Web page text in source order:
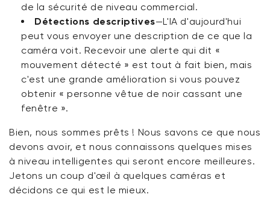
de la sécurité de niveau commercial.
Détections descriptives—L'IA d'aujourd'hui
peut vous envoyer une description de ce que la
caméra voit. Recevoir une alerte qui dit «
mouvement détecté » est tout à fait bien, mais
c'est une grande amélioration si vous pouvez
obtenir « personne vêtue de noir cassant une
fenêtre ».
Bien, nous sommes prêts ! Nous savons ce que nous
devons avoir, et nous connaissons quelques mises
à niveau intelligentes qui seront encore meilleures.
Jetons un coup d'œil à quelques caméras et
décidons ce qui est le mieux.